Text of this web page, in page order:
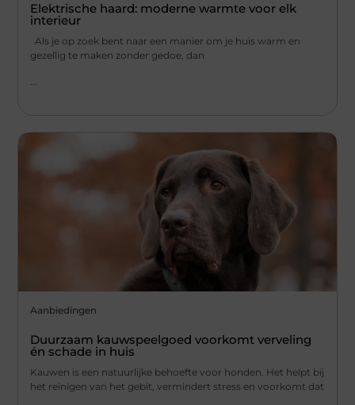
Elektrische haard: moderne warmte voor elk
interieur
Als je op zoek bent naar een manier om je huis warm en
gezellig te maken zonder gedoe, dan
Aanbiedingen
Duurzaam kauwspeelgoed voorkomt verveling
én schade in huis
Kauwen is een natuurlijke behoefte voor honden. Het helpt bij
het reinigen van het gebit, vermindert stress en voorkomt dat